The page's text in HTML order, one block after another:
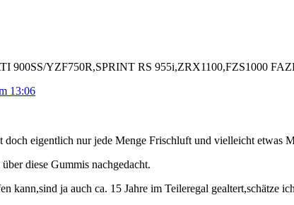
900SS/YZF750R,SPRINT RS 955i,ZRX1100,FZS1000
13:06
doch eigentlich nur jede Menge Frischluft und vielleicht etwas
diese Gummis nachgedacht.
kann,sind ja auch ca. 15 Jahre im Teileregal gealtert,schätze